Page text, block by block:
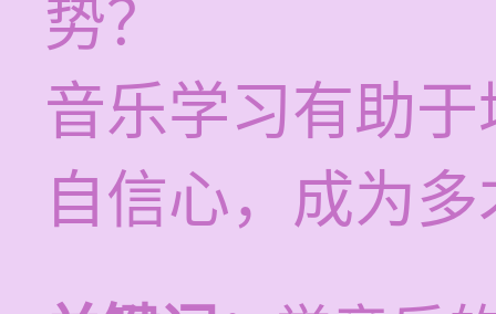
势？
音乐学习有助
自信心，成为